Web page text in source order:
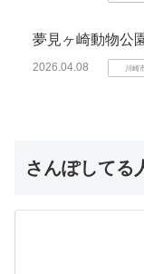
夢見ヶ崎動物公
2026.04.08 川崎
さんぽしてる